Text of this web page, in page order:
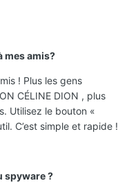
mes amis?
! Plus les gens
CÉLINE DION , plus
Utilisez le bouton «
C’est simple et rapide !
spyware ?